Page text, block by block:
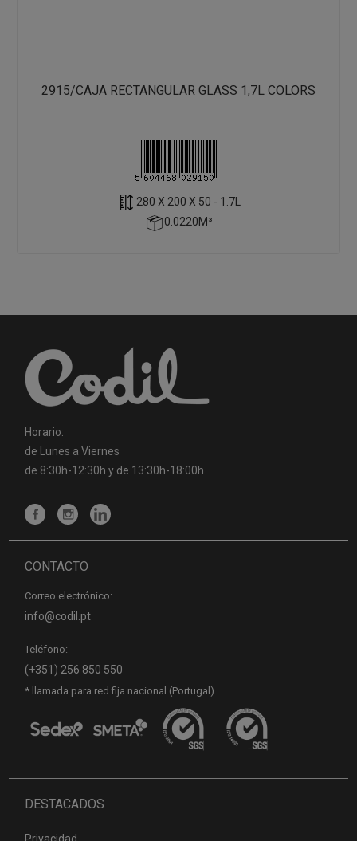
2915/CAJA RECTANGULAR GLASS 1,7L COLORS
280 X 200 X 50 - 1.7L
0.0220M³
Horario:
de Lunes a Viernes
de 8:30h-12:30h y de 13:30h-18:00h
CONTACTO
Correo electrónico:
info@codil.pt
Teléfono:
(+351) 256 850 550
* llamada para red fija nacional (Portugal)
DESTACADOS
Privacidad